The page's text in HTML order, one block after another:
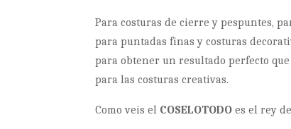
Para costuras de cierre y pespuntes,
para puntadas finas y costuras
para obtener un resultado perfecto
para las costuras creativas.
Como veis el COSELOTODO es el rey